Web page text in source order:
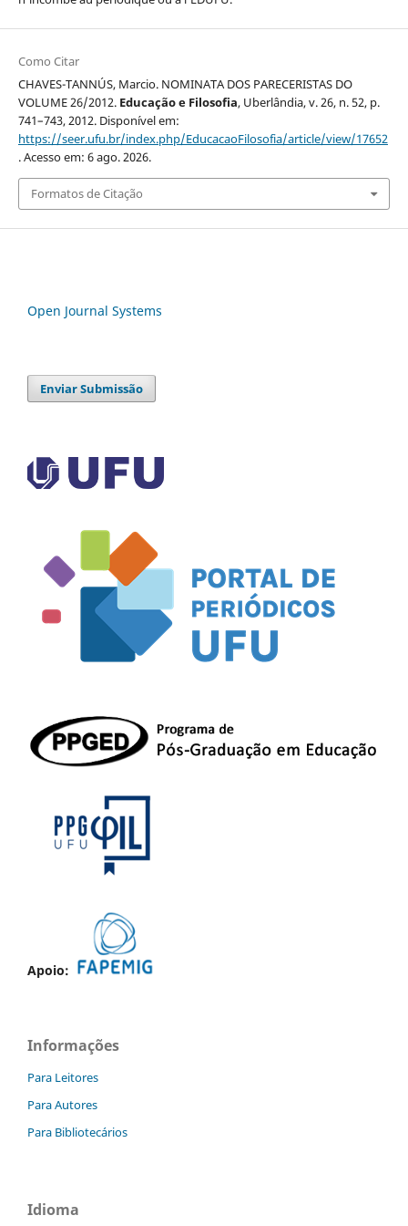
Como Citar
CHAVES-TANNÚS, Marcio. NOMINATA DOS PARECERISTAS DO
VOLUME 26/2012. Educação e Filosofia, Uberlândia, v. 26, n. 52, p.
741–743, 2012. Disponível em:
https://seer.ufu.br/index.php/EducacaoFilosofia/article/view/17652
. Acesso em: 6 ago. 2026.
Formatos de Citação
Open Journal Systems
Enviar Submissão
Apoio:
Informações
Para Leitores
Para Autores
Para Bibliotecários
Idioma